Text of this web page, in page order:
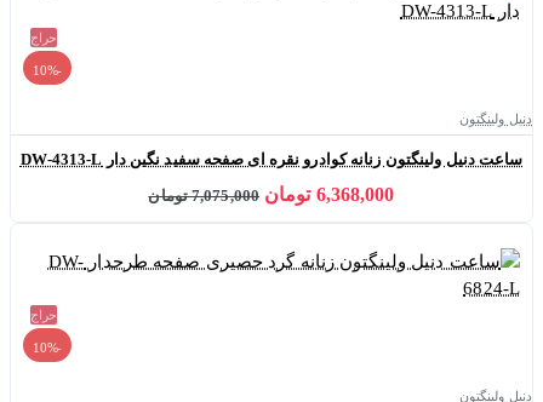
حراج
-10%
دنیل ولینگتون
ساعت دنیل ولینگتون زنانه کوادرو نقره ای صفحه سفید نگین دار DW-4313-L
6,368,000 تومان 7,075,000 تومان
حراج
-10%
دنیل ولینگتون